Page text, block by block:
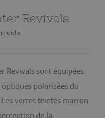
Revivals
Revivals sont équipées
polarisées du
verres teintés marron
de la